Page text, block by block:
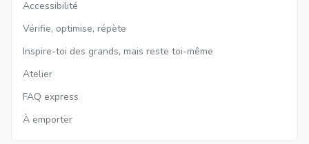
Accessibilité
Vérifie, optimise, répète
Inspire-toi des grands, mais reste toi-même
Atelier
FAQ express
À emporter